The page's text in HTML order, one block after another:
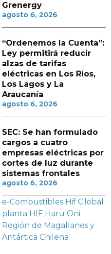
Grenergy
agosto 6, 2026
“Ordenemos la Cuenta”:
Ley permitirá reducir
alzas de tarifas
eléctricas en Los Ríos,
Los Lagos y La
Araucanía
agosto 6, 2026
SEC: Se han formulado
cargos a cuatro
empresas eléctricas por
cortes de luz durante
sistemas frontales
agosto 6, 2026
e-Combustibles Hif Global
planta HIF Haru Oni
Región de Magallanes y
Antártica Chilena